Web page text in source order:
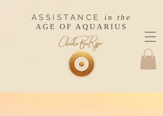
ASSISTANCE
in the
AGE OF AQUARIUS